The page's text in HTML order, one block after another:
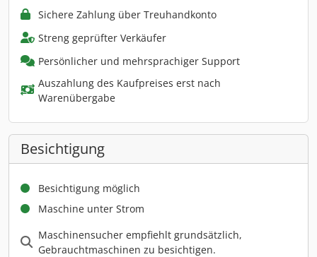
Sichere Zahlung über Treuhandkonto
Streng geprüfter Verkäufer
Persönlicher und mehrsprachiger Support
Auszahlung des Kaufpreises erst nach
Warenübergabe
Besichtigung
Besichtigung möglich
Maschine unter Strom
Maschinensucher empfiehlt grundsätzlich,
Gebrauchtmaschinen zu besichtigen.